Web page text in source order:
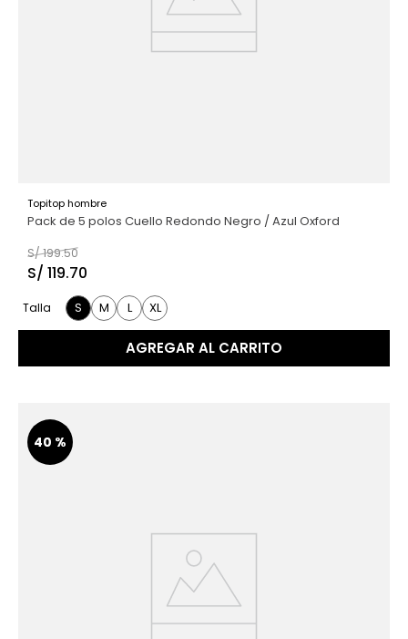
Topitop hombre
Pack de 5 polos Cuello Redondo Negro / Azul Oxford
S/199.50
S/ 119.70
Talla S M L XL
AGREGAR AL CARRITO
40 %